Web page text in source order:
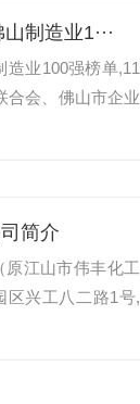
制造业1···
业100强榜单,11
合会、佛山市企业
简介
江山市伟丰化工
区兴工八二路1号,